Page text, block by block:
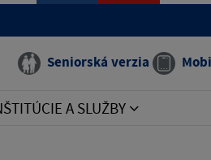
Seniorská verzia
A SLUŽBY